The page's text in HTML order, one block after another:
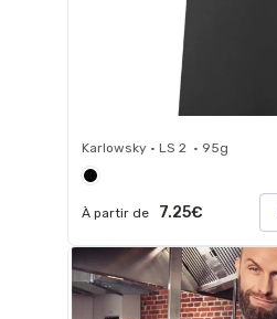
Karlowsky • LS 2 • 95g
À partir de 7.25€